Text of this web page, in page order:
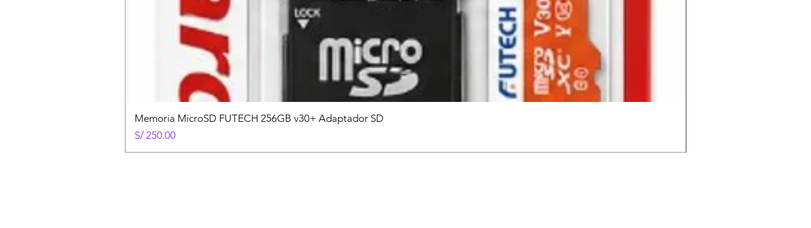
Memoria MicroSD FUTECH 256GB v30+ Adaptador SD
Precio
S/ 250.00